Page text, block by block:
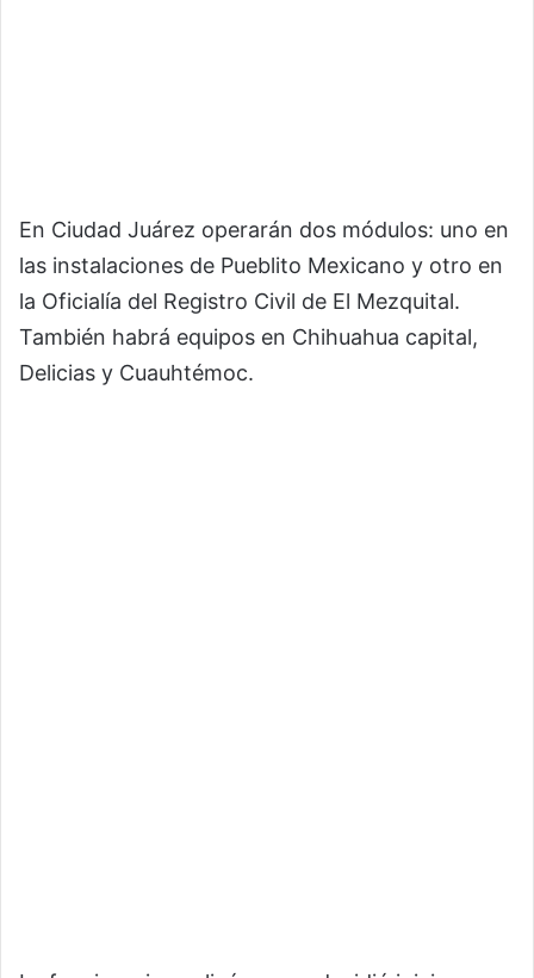
En Ciudad Juárez operarán dos módulos: uno en
las instalaciones de Pueblito Mexicano y otro en
la Oficialía del Registro Civil de El Mezquital.
También habrá equipos en Chihuahua capital,
Delicias y Cuauhtémoc.